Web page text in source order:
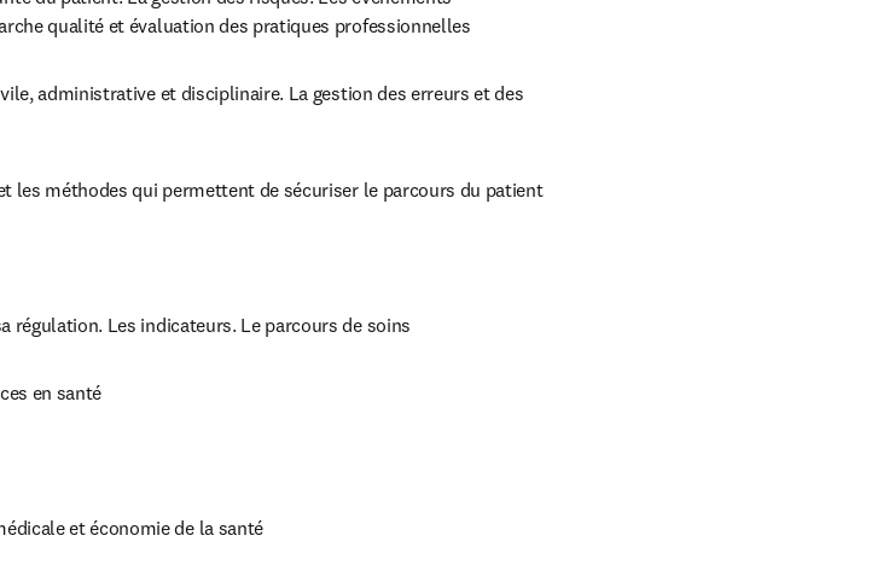
qualité et évaluation des pratiques professionnelles
administrative et disciplinaire. La gestion des erreurs et des
les méthodes qui permettent de sécuriser le parcours du patient
régulation. Les indicateurs. Le parcours de soins
en santé
et économie de la santé